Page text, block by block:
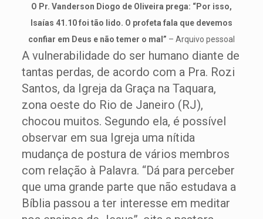
O Pr. Vanderson Diogo de Oliveira prega: “Por isso,
Isaías 41.10 foi tão lido. O profeta fala que devemos
confiar em Deus e não temer o mal” – Arquivo pessoal
A vulnerabilidade do ser humano diante de
tantas perdas, de acordo com a Pra. Rozi
Santos, da Igreja da Graça na Taquara,
zona oeste do Rio de Janeiro (RJ),
chocou muitos. Segundo ela, é possível
observar em sua Igreja uma nítida
mudança de postura de vários membros
com relação à Palavra. “Dá para perceber
que uma grande parte que não estudava a
Bíblia passou a ter interesse em meditar